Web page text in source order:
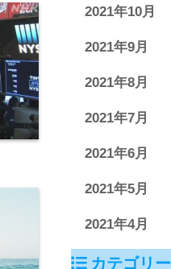
2021年10月
2021年9月
2021年8月
2021年7月
2021年6月
2021年5月
2021年4月
カテゴリー